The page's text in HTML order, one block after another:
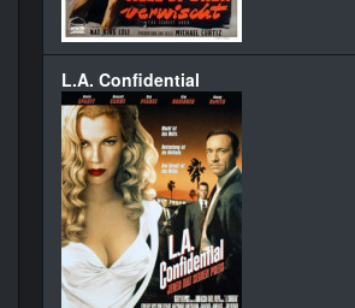
L.A. Confidential